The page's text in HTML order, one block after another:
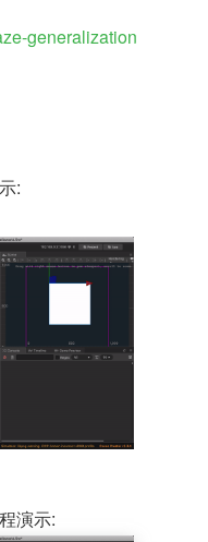
generalization
:
演示: